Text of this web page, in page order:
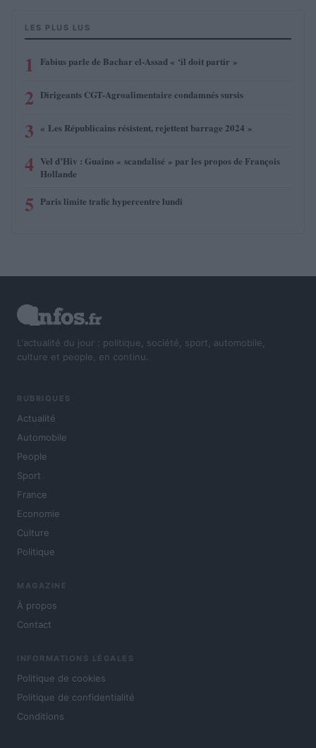
LES PLUS LUS
1 Fabius parle de Bachar el-Assad « ‘il doit partir »
2 Dirigeants CGT-Agroalimentaire condamnés sursis
3 « Les Républicains résistent, rejettent barrage 2024 »
4 Vel d’Hiv : Guaino « scandalisé » par les propos de François
Hollande
5 Paris limite trafic hypercentre lundi
L'actualité du jour : politique, société, sport, automobile,
culture et people, en continu.
RUBRIQUES
Actualité
Automobile
People
Sport
France
Economie
Culture
Politique
MAGAZINE
À propos
Contact
INFORMATIONS LÉGALES
Politique de cookies
Politique de confidentialité
Conditions